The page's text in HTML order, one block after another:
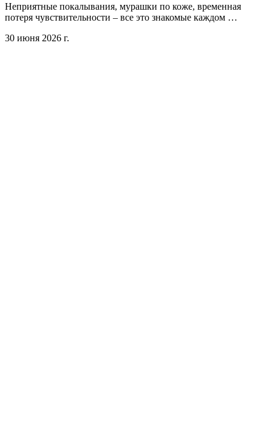
Неприятные покалывания, мурашки по коже, временная
потеря чувствительности – все это знакомые каждом …
30 июня 2026 г.